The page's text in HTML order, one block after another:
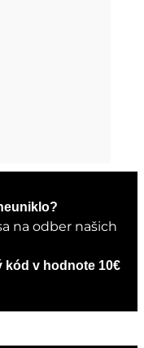
na odber našich
kód v hodnote 10€